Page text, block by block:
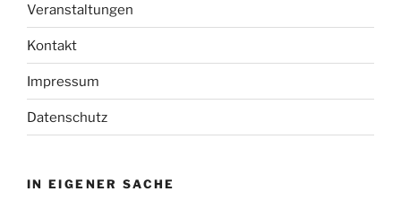
Veranstaltungen
Kontakt
Impressum
Datenschutz
IN EIGENER SACHE